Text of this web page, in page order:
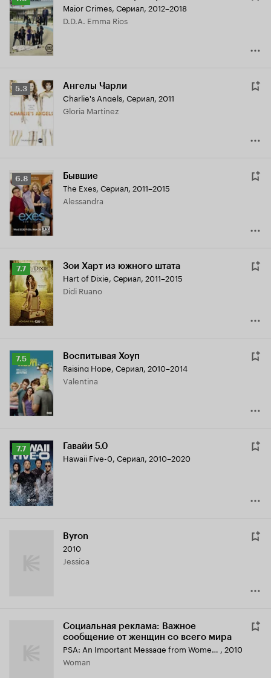
Кинопоиска
7.3
Major Crimes, Сериал, 2012–2018
D.D.A. Emma Rios
Рейтинг
Кинопоиска
5.3
5.3 Ангелы Чарли
Charlie's Angels, Сериал, 2011
Gloria Martinez
Рейтинг
Кинопоиска
6.8
6.8 Бывшие
The Exes, Сериал, 2011–2015
Alessandra
Рейтинг
Кинопоиска
7.7
7.7 Зои Харт из южного штата
Hart of Dixie, Сериал, 2011–2015
Didi Ruano
Рейтинг
Кинопоиска
7.5
7.5 Воспитывая Хоуп
Raising Hope, Сериал, 2010–2014
Valentina
Рейтинг
Кинопоиска
7.7
7.7 Гавайи 5.0
Hawaii Five-0, Сериал, 2010–2020
Byron
2010
Jessica
Социальная реклама: Важное
сообщение от женщин со всего мира
PSA: An Important Message from Women EVERYWHERE , 2010
Woman